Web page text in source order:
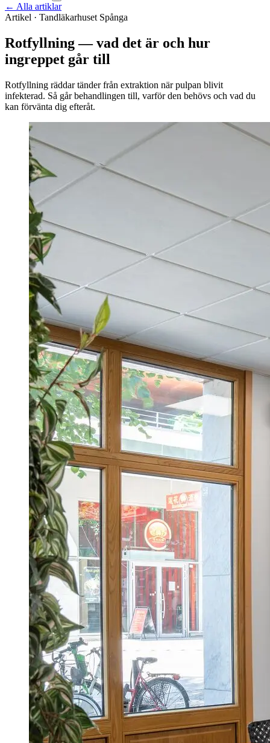
← Alla artiklar
Artikel · Tandläkarhuset Spånga
Rotfyllning — vad det är och hur
ingreppet går till
Rotfyllning räddar tänder från extraktion när pulpan blivit
infekterad. Så går behandlingen till, varför den behövs och vad du
kan förvänta dig efteråt.